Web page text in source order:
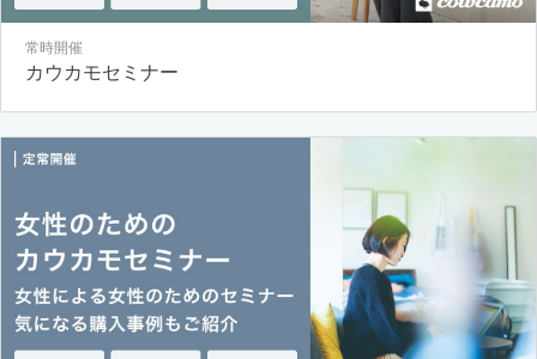
常時開催
カウカモセミナー